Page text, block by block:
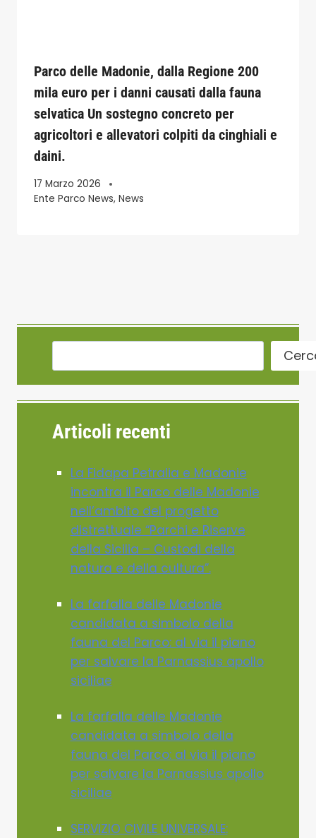
Parco delle Madonie, dalla Regione 200
mila euro per i danni causati dalla fauna
selvatica Un sostegno concreto per
agricoltori e allevatori colpiti da cinghiali e
daini.
17 Marzo 2026
Ente Parco News, News
Articoli recenti
La Fidapa Petralia e Madonie
incontra il Parco delle Madonie
nell’ambito del progetto
distrettuale “Parchi e Riserve
della Sicilia – Custodi della
natura e della cultura”.
La farfalla delle Madonie
candidata a simbolo della
fauna del Parco: al via il piano
per salvare la Parnassius apollo
siciliae
La farfalla delle Madonie
candidata a simbolo della
fauna del Parco: al via il piano
per salvare la Parnassius apollo
siciliae
SERVIZIO CIVILE UNIVERSALE: